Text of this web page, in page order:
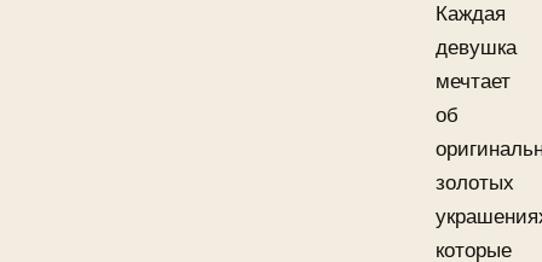
Каждая
девушка
мечтает
об
золотых
которые